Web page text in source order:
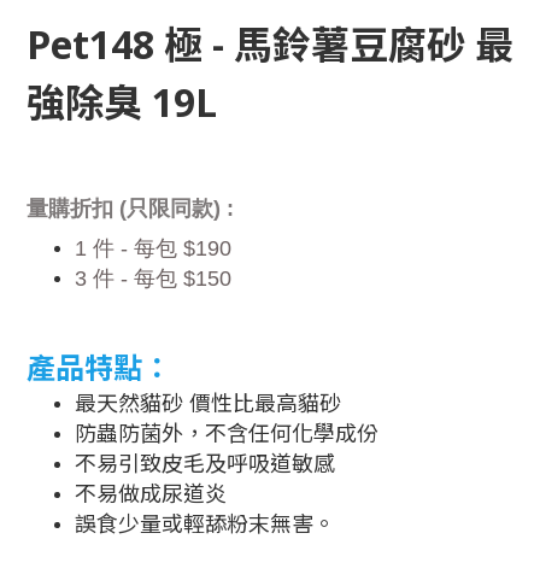
Pet148 極 - 馬鈴薯豆腐砂 最
強除臭 19L
量購折扣 (只限同款) :
1 件 - 每包 $190
3 件 - 每包 $150
產品特點：
最天然貓砂 價性比最高貓砂
防蟲防菌外，不含任何化學成份
不易引致皮毛及呼吸道敏感
不易做成尿道炎
誤食少量或輕舔粉末無害。